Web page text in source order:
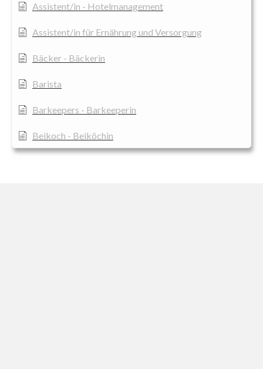
Assistent/in - Hotelmanagement
Assistent/in für Ernährung und Versorgung
Bäcker - Bäckerin
Barista
Barkeepers - Barkeeperin
Beikoch - Beiköchin